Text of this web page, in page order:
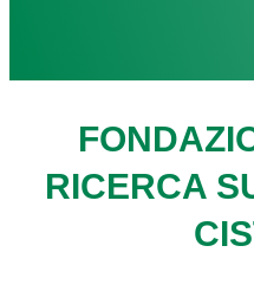
RICERCA